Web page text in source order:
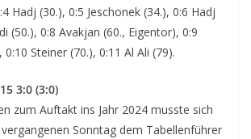
Hadj (30.), 0:5 Jeschonek (34.), 0:6 Hadj
(50.), 0:8 Avakjan (60., Eigentor), 0:9
Steiner (70.), 0:11 Al Ali (79).
3:0 (3:0)
zum Auftakt ins Jahr 2024 musste sich
Sonntag dem Tabellenführer